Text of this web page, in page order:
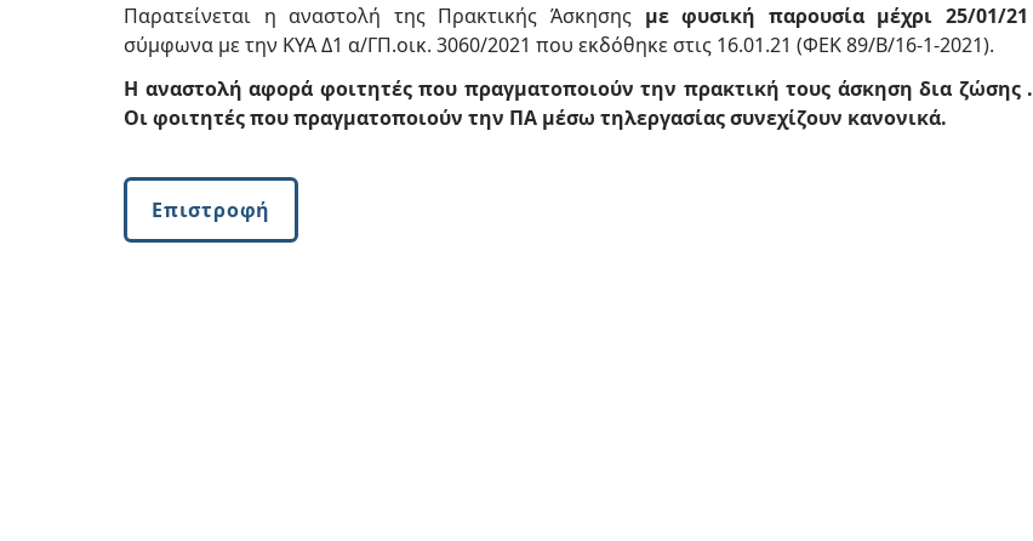
Παρατείνεται η αναστολή της Πρακτικής Άσκησης με φυσική παρουσία μέχρι 25/01/21
σύμφωνα με την ΚΥΑ Δ1 α/ΓΠ.οικ. 3060/2021 που εκδόθηκε στις 16.01.21 (ΦΕΚ 89/Β/16-1-2021).
Η αναστολή αφορά φοιτητές που πραγματοποιούν την πρακτική τους άσκηση δια ζώσης .
Οι φοιτητές που πραγματοποιούν την ΠΑ μέσω τηλεργασίας συνεχίζουν κανονικά.
Επιστροφή